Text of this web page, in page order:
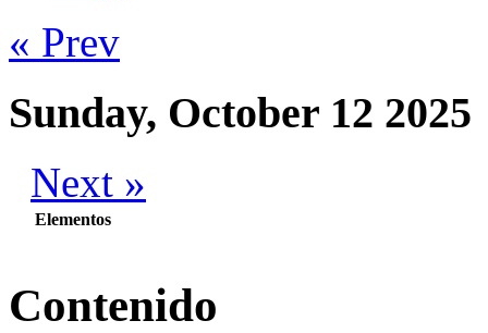
« Prev
Sunday, October 12 2025
Next »
Elementos
Contenido